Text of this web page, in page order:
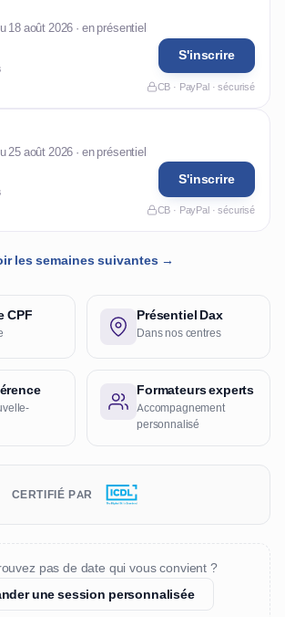
18 août 2026 · en présentiel
S'inscrire
CB · PayPal · sécurisé
25 août 2026 · en présentiel
S'inscrire
CB · PayPal · sécurisé
les semaines suivantes →
CPF Présentiel Dax
Dans nos centres
Formateurs experts
Accompagnement
personnalisé
CERTIFIÉ PAR
pas de date qui vous convient ?
une session personnalisée